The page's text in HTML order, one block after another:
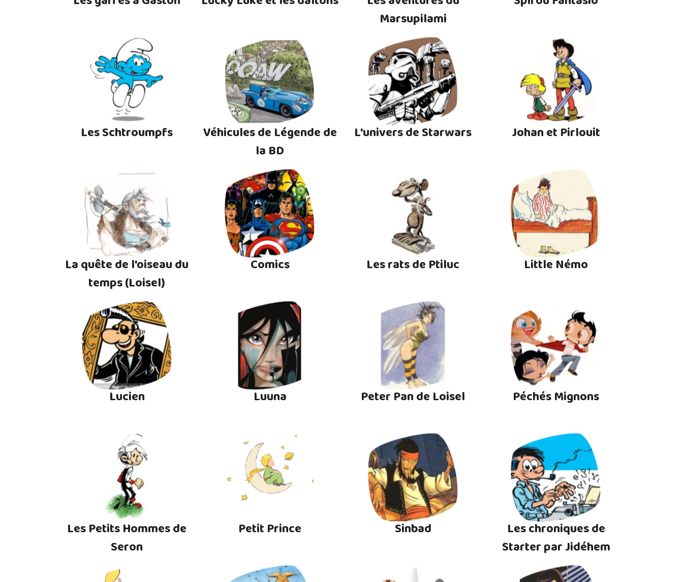
Marsupilami
Les Schtroumpfs
Véhicules de Légende de
la BD
L'univers de Starwars Johan et Pirlouit
La quête de l'oiseau du
temps (Loisel)
Comics Les rats de Ptiluc Little Némo
Lucien Luuna Peter Pan de Loisel Péchés Mignons
Les Petits Hommes de
Seron
Petit Prince Sinbad
Les chroniques de
Starter par Jidéhem